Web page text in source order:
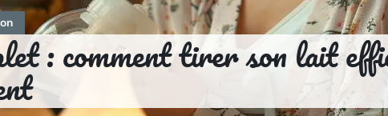
: comment tirer son lait